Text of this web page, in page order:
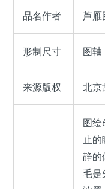
品名作者 芦雁
形制尺寸 图轴
来源版权 北京
图绘
止的
静的
毛是